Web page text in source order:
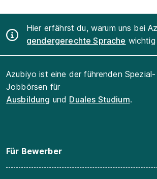
Hier erfährst du, warum uns bei
gendergerechte Sprache wichtig
Azubiyo ist eine der führenden Spezial-
Jobbörsen für
Ausbildung und Duales Studium.
Für Bewerber